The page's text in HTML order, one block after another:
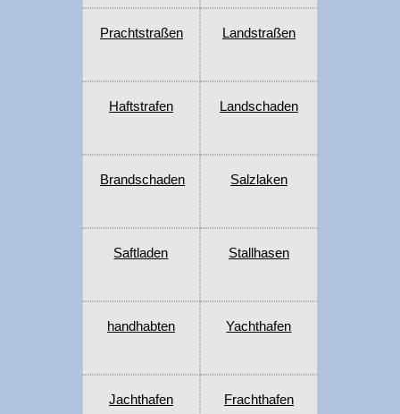
Prachtstraßen Landstraßen
Haftstrafen Landschaden
Brandschaden Salzlaken
Saftladen Stallhasen
handhabten Yachthafen
Jachthafen Frachthafen